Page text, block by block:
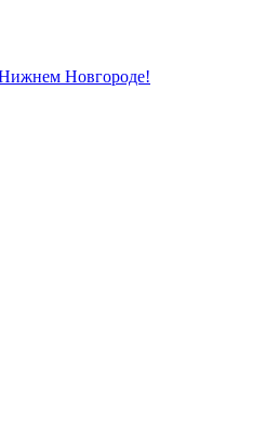
Нижнем Новгороде!